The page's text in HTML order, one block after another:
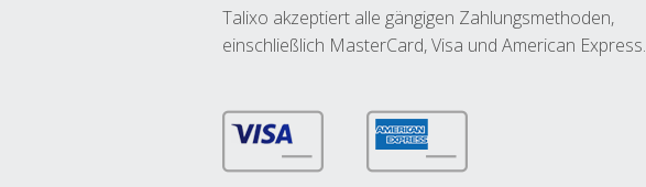
Talixo akzeptiert alle gängigen Zahlungsmethoden,
einschließlich MasterCard, Visa und American Express.